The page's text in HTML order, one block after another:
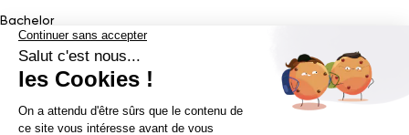
Bachelor
Bachelor Design Graphique
Bachelor Conception UI (en alternance)
Bachelor Cinéma
d’Animation 2D/3D
Bachelor Game
Interactive Design